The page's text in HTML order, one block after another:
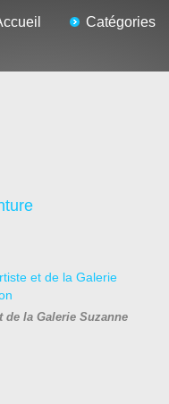
Catégories
de la Galerie Suzanne